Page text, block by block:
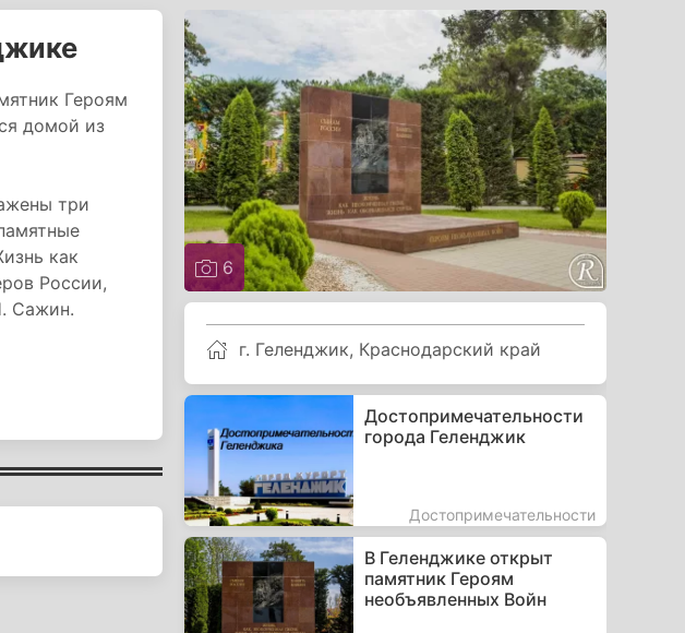
Героям
домой из
три
как
России,
Сажин.
6
г. Геленджик, Краснодарский край
Достопримечательности
города Геленджик
Достопримечательности
В Геленджике открыт
памятник Героям
необъявленных Войн